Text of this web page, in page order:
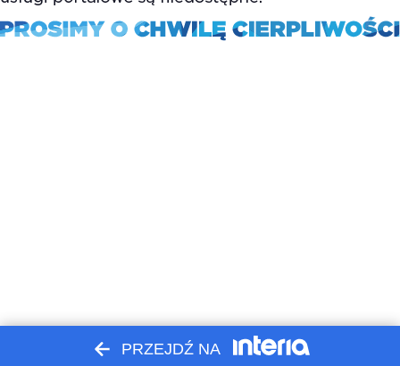
PRZEJDŹ NA